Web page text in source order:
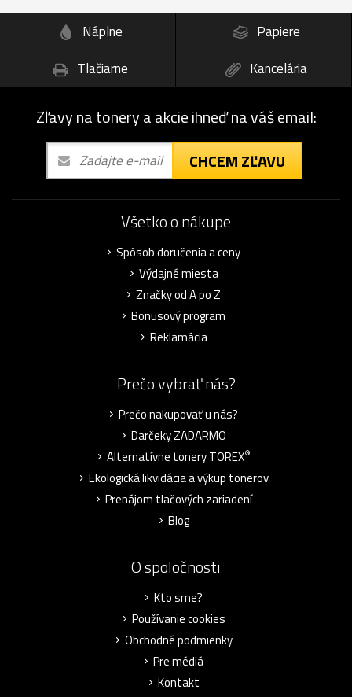
Náplne
Papiere
Tlačiarne
Kancelária
Zľavy na tonery a akcie ihneď na váš email:
CHCEM ZĽAVU
Všetko o nákupe
Spôsob doručenia a ceny
Výdajné miesta
Značky od A po Z
Bonusový program
Reklamácia
Prečo vybrať nás?
Prečo nakupovať u nás?
Darčeky ZADARMO
Alternatívne tonery TOREX®
Ekologická likvidácia a výkup tonerov
Prenájom tlačových zariadení
Blog
O spoločnosti
Kto sme?
Používanie cookies
Obchodné podmienky
Pre médiá
Kontakt